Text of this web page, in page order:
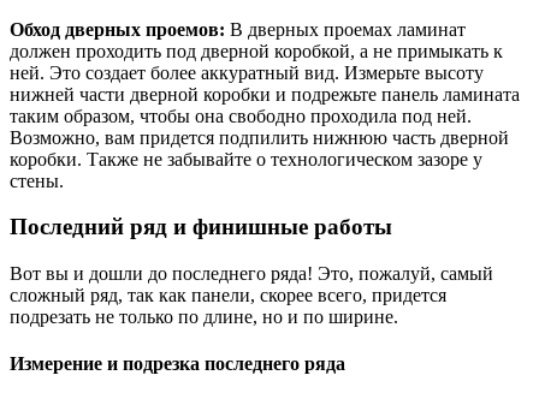
Обход дверных проемов: В дверных проемах ламинат
должен проходить под дверной коробкой, а не примыкать к
ней. Это создает более аккуратный вид. Измерьте высоту
нижней части дверной коробки и подрежьте панель ламината
таким образом, чтобы она свободно проходила под ней.
Возможно, вам придется подпилить нижнюю часть дверной
коробки. Также не забывайте о технологическом зазоре у
стены.
Последний ряд и финишные работы
Вот вы и дошли до последнего ряда! Это, пожалуй, самый
сложный ряд, так как панели, скорее всего, придется
подрезать не только по длине, но и по ширине.
Измерение и подрезка последнего ряда